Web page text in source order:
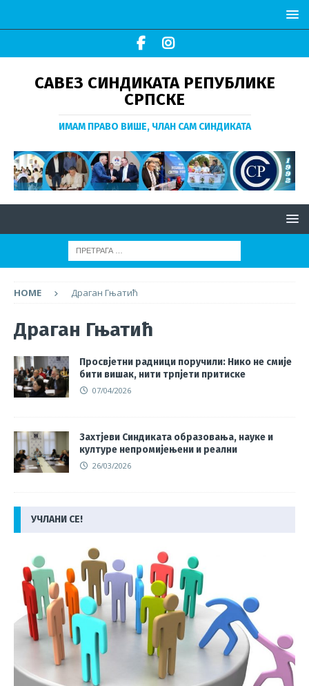
САВЕЗ СИНДИКАТА РЕПУБЛИКЕ
СРПСКЕ
ИМАМ ПРАВО ВИШЕ, ЧЛАН САМ СИНДИКАТА
HOME Драган Гњатић
Драган Гњатић
Просвјетни радници поручили: Нико не смије
бити вишак, нити трпјети притиске
07/04/2026
Захтјеви Синдиката образовања, науке и
културе непромијењени и реални
26/03/2026
УЧЛАНИ СЕ!